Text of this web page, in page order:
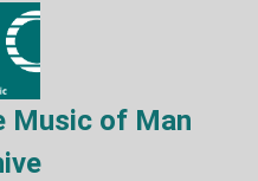
Music of Man